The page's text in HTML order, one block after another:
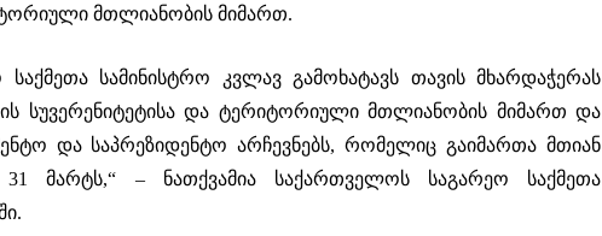
მთლიანობის მიმართ.
სამინისტრო კვლავ გამოხატავს თავის მხარდაჭერას
სუვერენიტეტისა და ტერიტორიული მთლიანობის მიმართ და
და საპრეზიდენტო არჩევნებს, რომელიც გაიმართა მთიან
მარტს,“ – ნათქვამია საქართველოს საგარეო საქმეთა